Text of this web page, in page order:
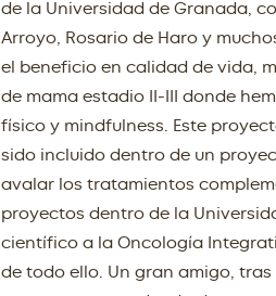
de la Universidad de Granada,
Arroyo, Rosario de Haro y
el beneficio en calidad de vida,
de mama estadio II-III donde
físico y mindfulness. Este
sido incluido dentro de un
avalar los tratamientos
proyectos dentro de la
científico a la Oncología
de todo ello. Un gran amigo,